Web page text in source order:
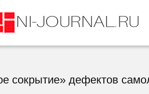
сокрытие» дефектов